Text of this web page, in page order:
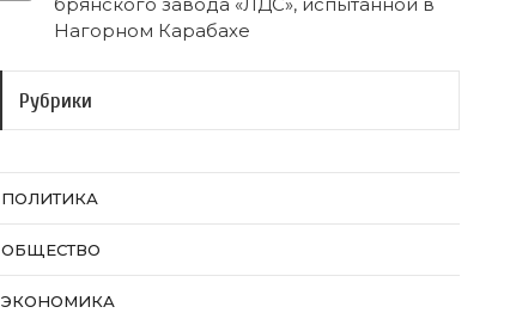
брянского завода «ЛДС», испытанной в
Нагорном Карабахе
Рубрики
ПОЛИТИКА
ОБЩЕСТВО
ЭКОНОМИКА